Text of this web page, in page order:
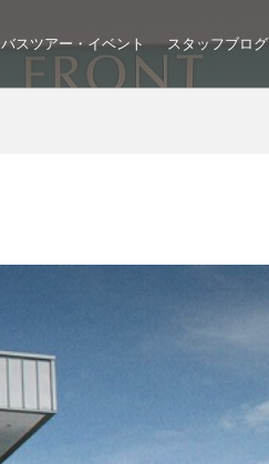
バスツアー・イベント スタッフブログ